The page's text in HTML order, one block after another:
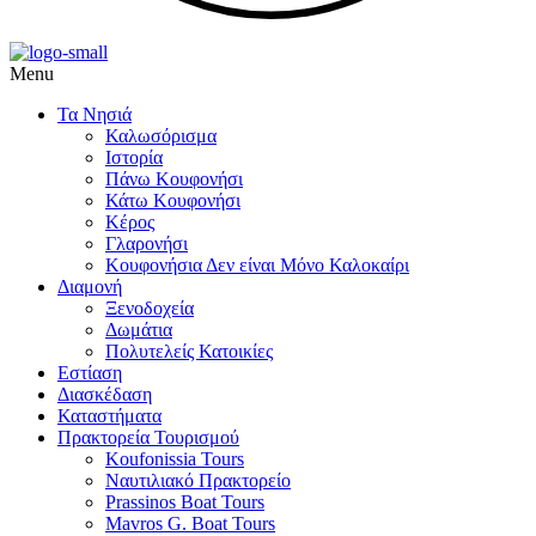
Menu
Τα Νησιά
Καλωσόρισμα
Ιστορία
Πάνω Κουφονήσι
Κάτω Κουφονήσι
Κέρος
Γλαρονήσι
Κουφονήσια Δεν είναι Μόνο Καλοκαίρι
Διαμονή
Ξενοδοχεία
Δωμάτια
Πολυτελείς Κατοικίες
Εστίαση
Διασκέδαση
Καταστήματα
Πρακτορεία Τουρισμού
Koufonissia Tours
Ναυτιλιακό Πρακτορείο
Prassinos Boat Tours
Mavros G. Boat Tours